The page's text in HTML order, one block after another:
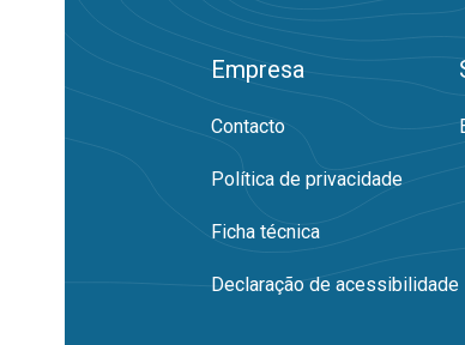
Empresa
Contacto
Política de privacidade
Ficha técnica
Declaração de acessibilidade